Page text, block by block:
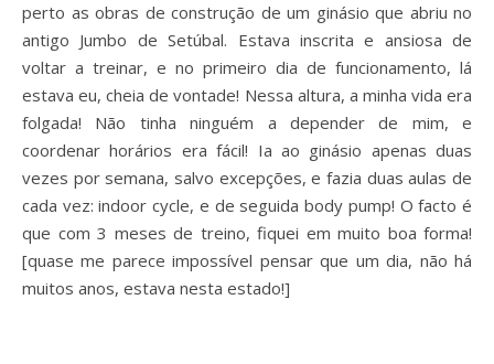
perto as obras de construção de um ginásio que abriu no
antigo Jumbo de Setúbal. Estava inscrita e ansiosa de
voltar a treinar, e no primeiro dia de funcionamento, lá
estava eu, cheia de vontade! Nessa altura, a minha vida era
folgada! Não tinha ninguém a depender de mim, e
coordenar horários era fácil! Ia ao ginásio apenas duas
vezes por semana, salvo excepções, e fazia duas aulas de
cada vez: indoor cycle, e de seguida body pump! O facto é
que com 3 meses de treino, fiquei em muito boa forma!
[quase me parece impossível pensar que um dia, não há
muitos anos, estava nesta estado!]